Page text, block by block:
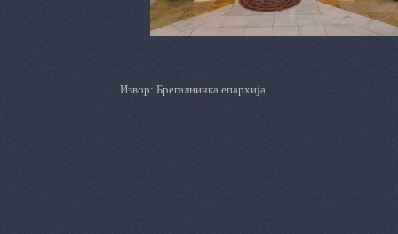
Извор: Брегалничка епархија